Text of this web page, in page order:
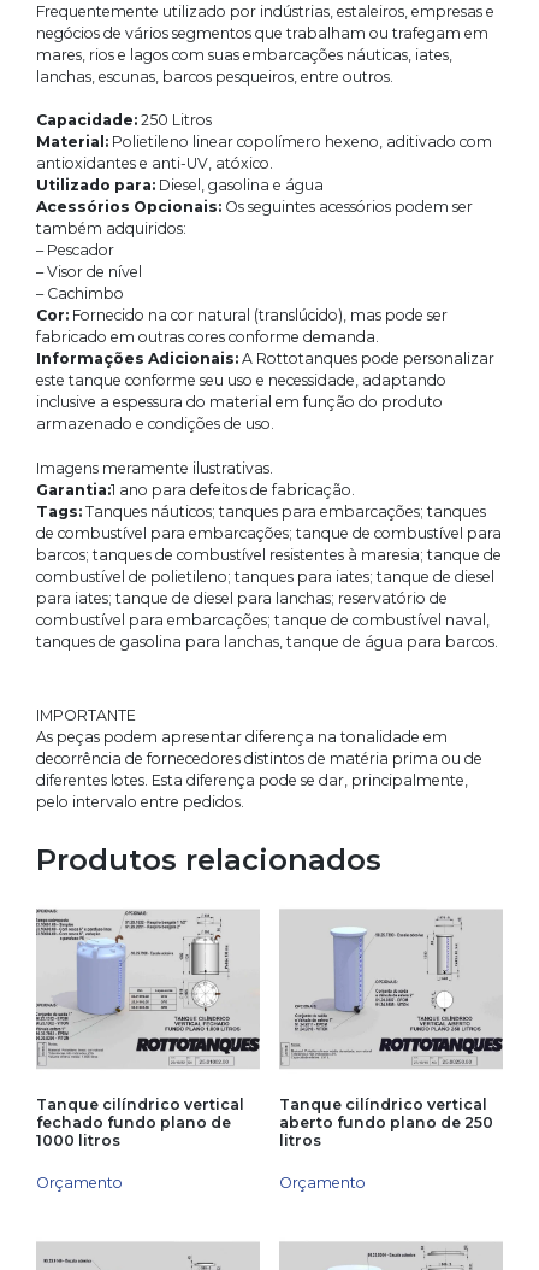
Frequentemente utilizado por indústrias, estaleiros, empresas e
negócios de vários segmentos que trabalham ou trafegam em
mares, rios e lagos com suas embarcações náuticas, iates,
lanchas, escunas, barcos pesqueiros, entre outros.
Capacidade: 250 Litros
Material: Polietileno linear copolímero hexeno, aditivado com
antioxidantes e anti-UV, atóxico.
Utilizado para: Diesel, gasolina e água
Acessórios Opcionais: Os seguintes acessórios podem ser
também adquiridos:
– Pescador
– Visor de nível
– Cachimbo
Cor: Fornecido na cor natural (translúcido), mas pode ser
fabricado em outras cores conforme demanda.
Informações Adicionais: A Rottotanques pode personalizar
este tanque conforme seu uso e necessidade, adaptando
inclusive a espessura do material em função do produto
armazenado e condições de uso.
Imagens meramente ilustrativas.
Garantia:1 ano para defeitos de fabricação.
Tags: Tanques náuticos; tanques para embarcações; tanques
de combustível para embarcações; tanque de combustível para
barcos; tanques de combustível resistentes à maresia; tanque de
combustível de polietileno; tanques para iates; tanque de diesel
para iates; tanque de diesel para lanchas; reservatório de
combustível para embarcações; tanque de combustível naval,
tanques de gasolina para lanchas, tanque de água para barcos.
IMPORTANTE
As peças podem apresentar diferença na tonalidade em
decorrência de fornecedores distintos de matéria prima ou de
diferentes lotes. Esta diferença pode se dar, principalmente,
pelo intervalo entre pedidos.
Produtos relacionados
Tanque cilíndrico vertical
fechado fundo plano de
1000 litros
Orçamento
Tanque cilíndrico vertical
aberto fundo plano de 250
litros
Orçamento